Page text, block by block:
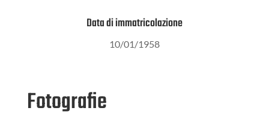
Data di immatricolazione
10/01/1958
Fotografie